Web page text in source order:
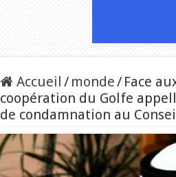
Accueil / monde/ Face
coopération du Golfe
de condamnation au